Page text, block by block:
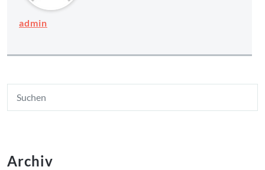
admin
Archiv